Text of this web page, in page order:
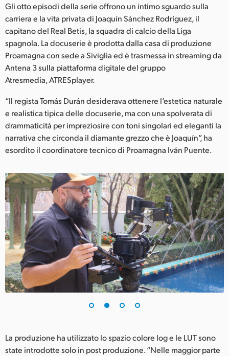
Mexico
Malaysia
Netherlands
New Zealand
Norway
Poland
Portugal
South Africa
Spain
Sweden
Chinese Taipei
Turkey
United Kingdom
Gli otto episodi della serie offrono un intimo sguardo sulla
carriera e la vita privata di Joaquín Sánchez Rodríguez, il
capitano del Real Betis, la squadra di calcio della Liga
spagnola. La docuserie è prodotta dalla casa di produzione
Proamagna con sede a Siviglia ed è trasmessa in streaming da
Antena 3 sulla piattaforma digitale del gruppo
Atresmedia, ATRESplayer.
“Il regista Tomás Durán desiderava ottenere l’estetica naturale
e realistica tipica delle docuserie, ma con una spolverata di
drammaticità per impreziosire con toni singolari ed eleganti la
narrativa che circonda il diamante grezzo che è Joaquín”, ha
esordito il coordinatore tecnico di Proamagna Iván Puente.
La produzione ha utilizzato lo spazio colore log e le LUT sono
state introdotte solo in post produzione. “Nelle maggior parte